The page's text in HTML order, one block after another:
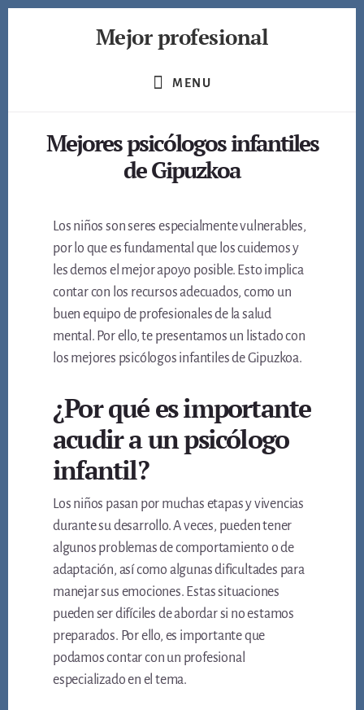
Mejor profesional
profesionales
MENU
Mejores psicólogos infantiles
de Gipuzkoa
Los niños son seres especialmente vulnerables,
por lo que es fundamental que los cuidemos y
les demos el mejor apoyo posible. Esto implica
contar con los recursos adecuados, como un
buen equipo de profesionales de la salud
mental. Por ello, te presentamos un listado con
los mejores psicólogos infantiles de Gipuzkoa.
¿Por qué es importante
acudir a un psicólogo
infantil?
Los niños pasan por muchas etapas y vivencias
durante su desarrollo. A veces, pueden tener
algunos problemas de comportamiento o de
adaptación, así como algunas dificultades para
manejar sus emociones. Estas situaciones
pueden ser difíciles de abordar si no estamos
preparados. Por ello, es importante que
podamos contar con un profesional
especializado en el tema.